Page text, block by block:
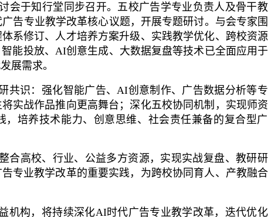
会于知行堂同步召开。五校广告学专业负责人及骨干
告专业教学改革核心议题，开展专题研讨。与会专家
系修订、人才培养方案升级、实践教学优化、跨校资
能投放、AI创意生成、大数据复盘等技术已全面应用
展需求。
共识：强化智能广告、AI创意制作、广告数据分析等
实战作品推向更高舞台；深化五校协同机制，实现师
培养技术能力、创意思维、社会责任兼备的复合型
合高校、行业、公益多方资源，实现实战复盘、教研
专业教学改革的重要实践，为跨校协同育人、产教融
机构，将持续深化AI时代广告专业教学改革，迭代优